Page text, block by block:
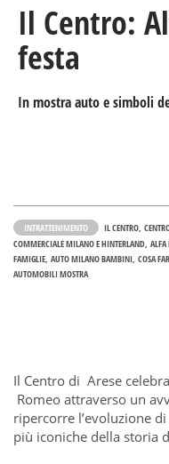
Il Centro:
festa
In mostra auto e simboli
INTRATTENIMENTO IL CENTRO
COMMERCIALE MILANO E HINTERLAND ALFA
FAMIGLIE AUTO MILANO BAMBINI COSA
AUTOMOBILI MOSTRA
Il Centro di Arese
Romeo attraverso un
ripercorre l’evoluzione
più iconiche della storia